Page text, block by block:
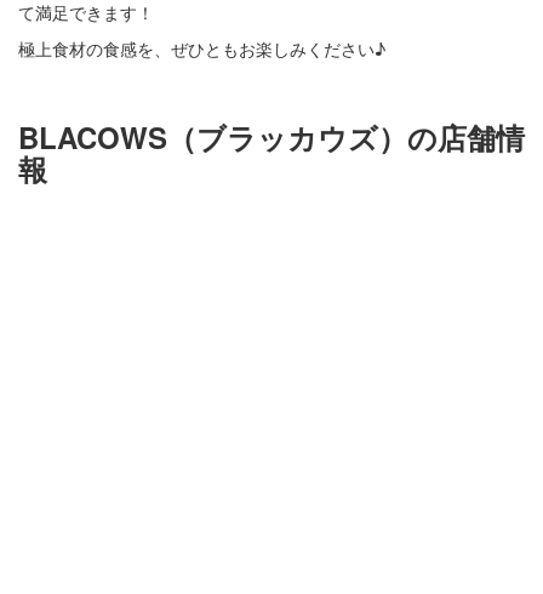
て満足できます！
極上食材の食感を、ぜひともお楽しみください♪
BLACOWS（ブラッカウズ）の店舗情
報